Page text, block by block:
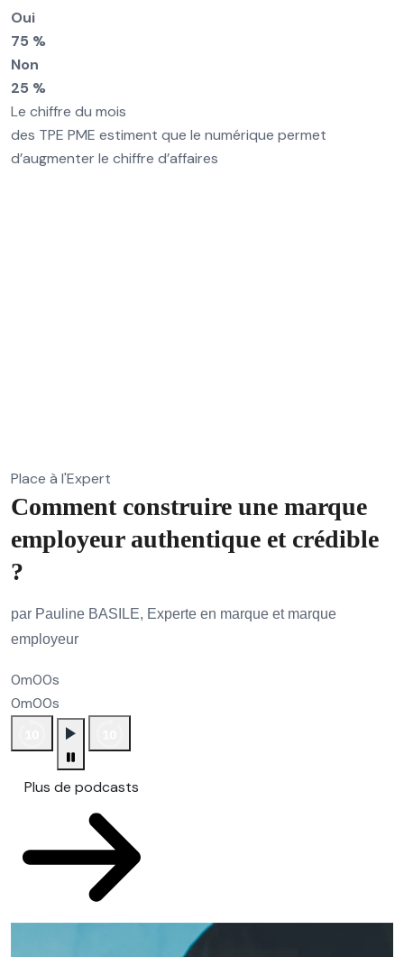
Oui
75 %
Non
25 %
Le chiffre du mois
des TPE PME estiment que le numérique permet
d’augmenter le chiffre d’affaires
Place à l'Expert
Comment construire une marque
employeur authentique et crédible
?
par Pauline BASILE, Experte en marque et marque
employeur
0m00s
0m00s
Plus de podcasts